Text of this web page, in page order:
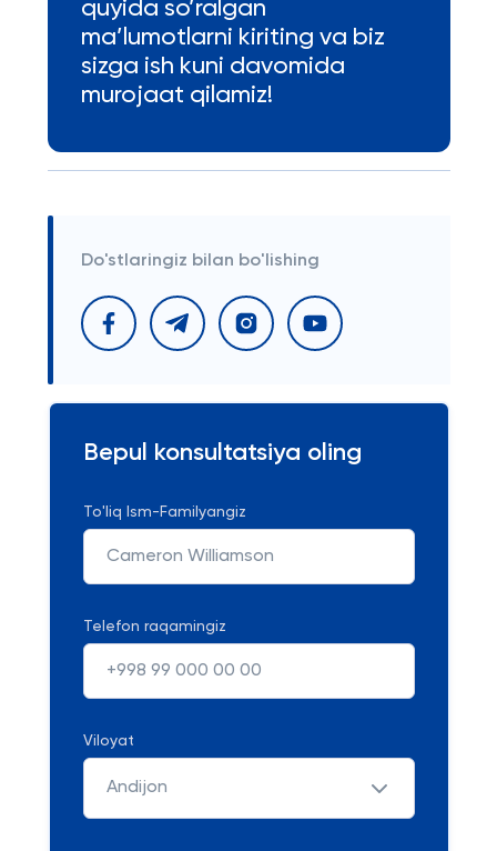
quyida so’ralgan
ma’lumotlarni kiriting va biz
sizga ish kuni davomida
murojaat qilamiz!
Do'stlaringiz bilan bo'lishing
Bepul konsultatsiya oling
To'liq Ism-Familyangiz
Telefon raqamingiz
Viloyat
Andijon